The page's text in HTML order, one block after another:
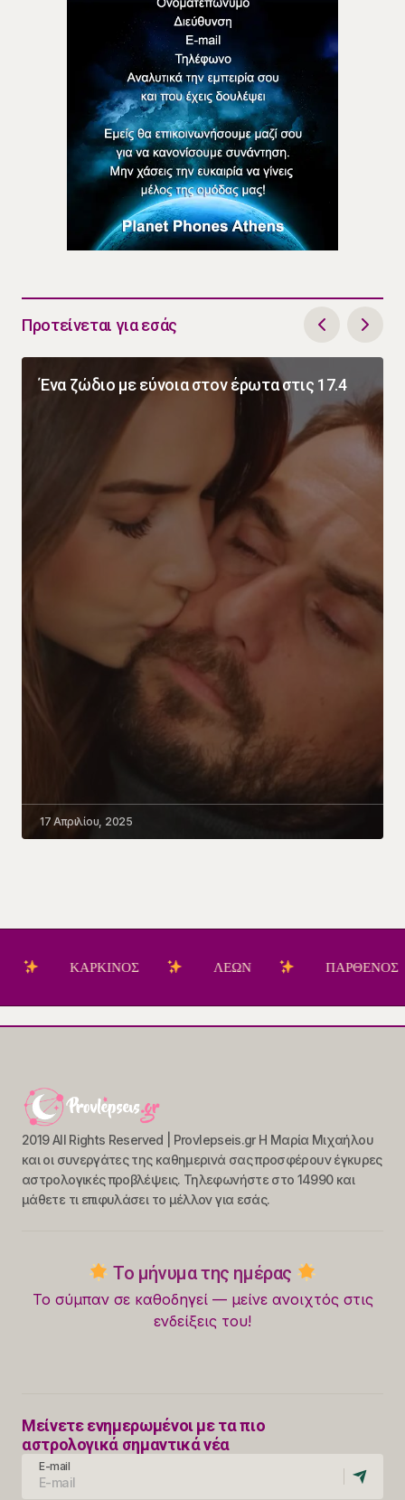
Προτείνεται για εσάς
Ένα ζώδιο με εύνοια στον έρωτα στις 17.4
17 Απριλίου, 2025
ΚΑΡΚΙΝΟΣ ΛΕΩΝ ΠΑΡΘΕΝΟΣ
2019 All Rights Reserved | Provlepseis.gr Η Μαρία Μιχαήλου
και οι συνεργάτες της καθημερινά σας προσφέρουν έγκυρες
αστρολογικές προβλέψεις. Τηλεφωνήστε στο 14990 και
μάθετε τι επιφυλάσει το μέλλον για εσάς.
Το μήνυμα της ημέρας
Το σύμπαν σε καθοδηγεί — μείνε ανοιχτός στις
ενδείξεις του!
Μείνετε ενημερωμένοι με τα πιο
αστρολογικά σημαντικά νέα
E-mail